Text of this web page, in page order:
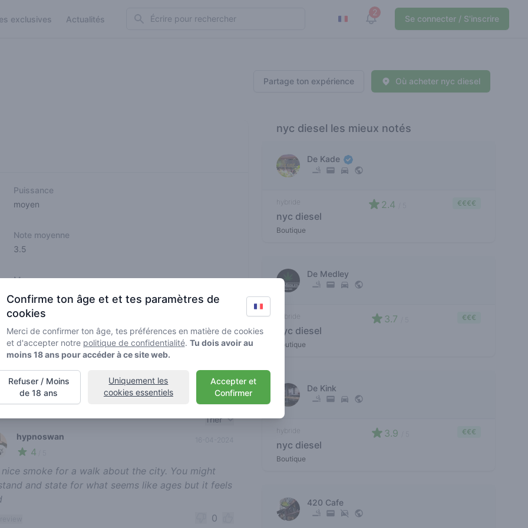
exclusives Actualités Search 2
View notifications
Se connecter / S'inscrire
Partage ton expérience Où acheter nyc diesel
Puissance
moyen
Note moyenne
3.5
Marque
divers
ne sont pas vérifiées par Greenmeister. Les détails peuvent
de cannabis
reviews Trier
hypnoswan
4
nice smoke for a walk about the city. You might
and state for what seems like ages but it feels
0
nyc diesel les mieux notés
De Kade
hybride
nyc diesel
Boutique
2.4 €€€€
De Medley
hybride
nyc diesel
Boutique
3.7 €€€
De Kink
hybride
nyc diesel
Boutique
3.9 €€€
420 Cafe
Confirme ton âge et et tes paramètres de
cookies
Merci de confirmer ton âge, tes préférences en matière de cookies
et d'accepter notre politique de confidentialité. Tu dois avoir au
moins 18 ans pour accéder à ce site web.
Accepter et
Confirmer
Uniquement les
cookies essentiels
Refuser / Moins
de 18 ans